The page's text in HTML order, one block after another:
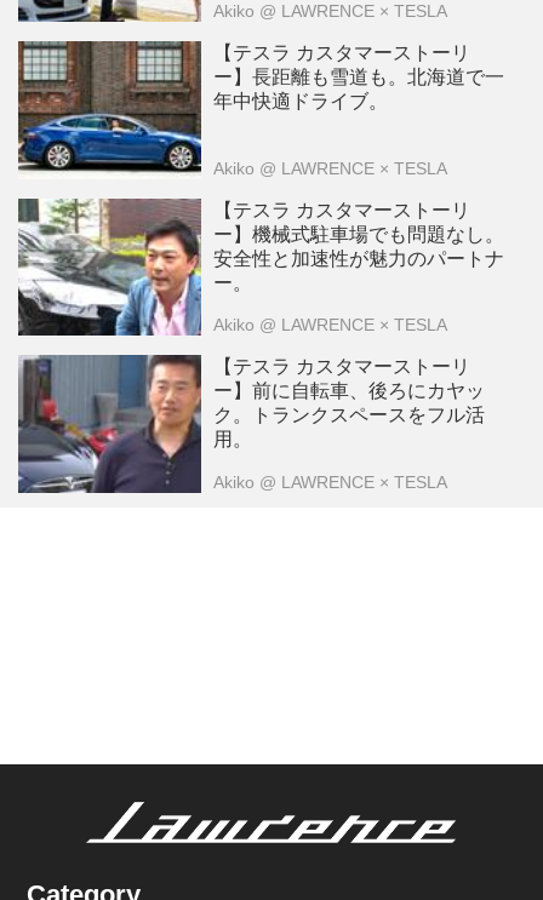
Akiko @ LAWRENCE × TESLA
【テスラ カスタマーストーリ
ー】長距離も雪道も。北海道で一
年中快適ドライブ。
Akiko @ LAWRENCE × TESLA
【テスラ カスタマーストーリ
ー】機械式駐車場でも問題なし。
安全性と加速性が魅力のパートナ
ー。
Akiko @ LAWRENCE × TESLA
【テスラ カスタマーストーリ
ー】前に自転車、後ろにカヤッ
ク。トランクスペースをフル活
用。
Akiko @ LAWRENCE × TESLA